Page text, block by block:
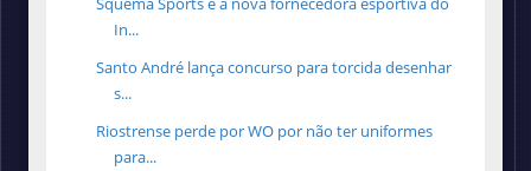
In...
Santo André lança concurso para torcida desenhar
s...
Riostrense perde por WO por não ter uniformes
para...